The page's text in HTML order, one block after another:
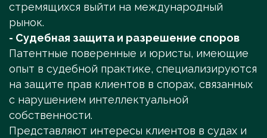
стремящихся выйти на международный
рынок.
- Судебная защита и разрешение споров
Патентные поверенные и юристы, имеющие
опыт в судебной практике, специализируются
на защите прав клиентов в спорах, связанных
с нарушением интеллектуальной
собственности.
Представляют интересы клиентов в судах и